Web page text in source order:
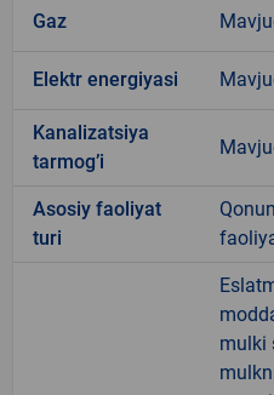
Gaz
Elektr energiyasi
Kanalizatsiya
tarmogʼi
Аsosiy faoliyat
turi
mulki